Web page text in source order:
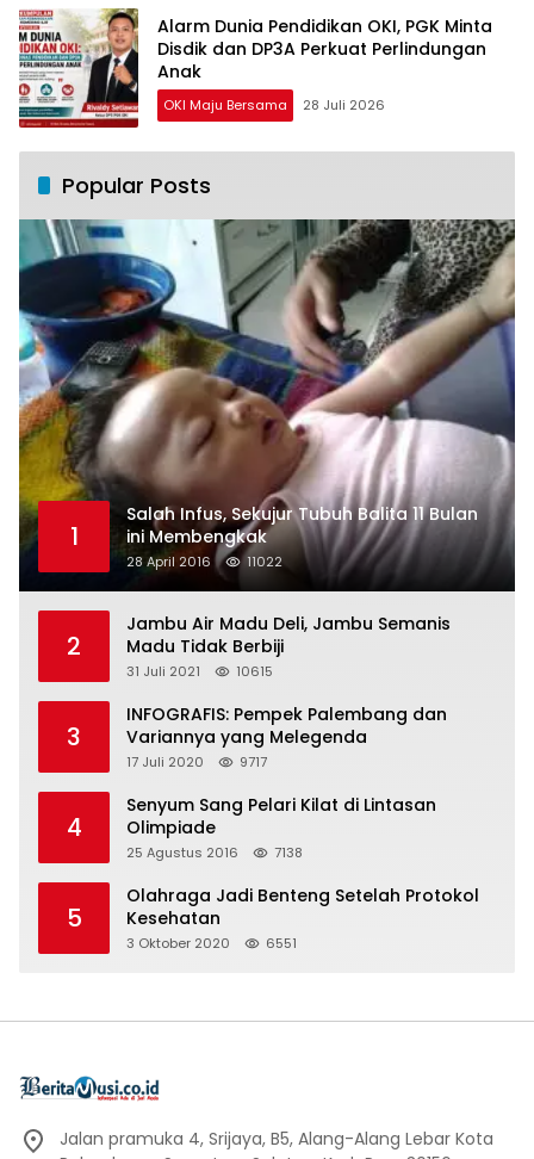
Alarm Dunia Pendidikan OKI, PGK Minta
Disdik dan DP3A Perkuat Perlindungan
Anak
OKI Maju Bersama 28 Juli 2026
Popular Posts
1
Salah Infus, Sekujur Tubuh Balita 11 Bulan
ini Membengkak
28 April 2016 11022
2
Jambu Air Madu Deli, Jambu Semanis
Madu Tidak Berbiji
31 Juli 2021 10615
3
INFOGRAFIS: Pempek Palembang dan
Variannya yang Melegenda
17 Juli 2020 9717
4
Senyum Sang Pelari Kilat di Lintasan
Olimpiade
25 Agustus 2016 7138
5
Olahraga Jadi Benteng Setelah Protokol
Kesehatan
3 Oktober 2020 6551
Jalan pramuka 4, Srijaya, B5, Alang-Alang Lebar Kota